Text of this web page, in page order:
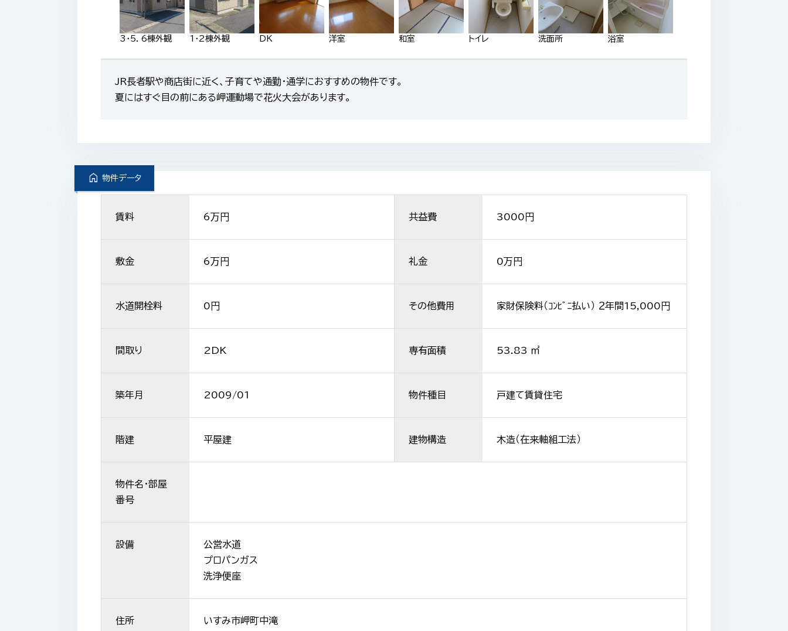
3・5．6棟外観 1・2棟外観 DK 洋室 和室 トイレ 洗面所 浴室
JR長者駅や商店街に近く、子育てや通勤・通学におすすめの物件です。
夏にはすぐ目の前にある岬運動場で花火大会があります。
home 物件データ
賃料 6万円 共益費 3000 円
敷金 6万円 礼金 0万円
水道開栓料 0円 その他費用 家財保険料（ｺﾝﾋﾞﾆ払い） ２年間15,000円
間取り 2DK 専有面積 53.83 ㎡
築年月 2009/01 物件種目 戸建て賃貸住宅
階建 平屋建 建物構造 木造（在来軸組工法）
物件名・部屋
番号
設備
公営水道
プロパンガス
洗浄便座
住所 いすみ市岬町中滝